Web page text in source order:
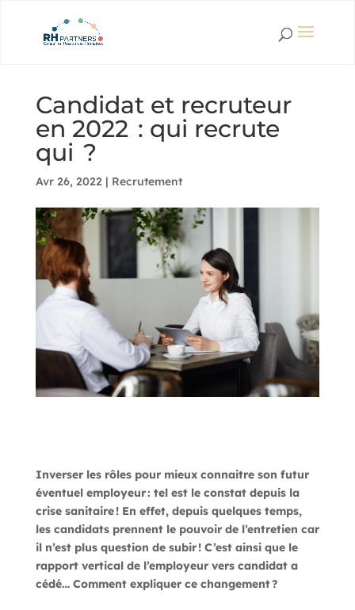
Candidat et recruteur
en 2022 : qui recrute
qui ?
Avr 26, 2022| Recrutement
Inverser les rôles pour mieux connaitre son futur
éventuel employeur : tel est le constat depuis la
crise sanitaire ! En effet, depuis quelques temps,
les candidats prennent le pouvoir de l’entretien car
il n’est plus question de subir! C’est ainsi que le
rapportvertical de l’employeur vers candidat a
cédé… Comment expliquer ce changement ?